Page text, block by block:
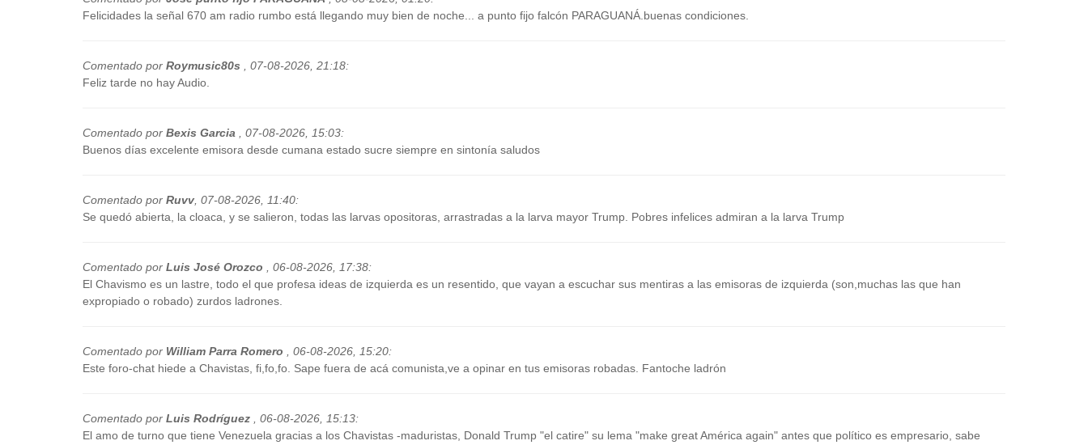
Felicidades la señal 670 am radio rumbo está llegando muy bien de noche... a punto fijo falcón PARAGUANÁ.buenas condiciones.
Comentado por Roymusic80s 07-08-2026, 21:18:
Feliz tarde no hay Audio.
Comentado por Bexis Garcia 07-08-2026, 15:03:
Buenos días excelente emisora desde cumana estado sucre siempre en sintonía saludos
Comentado por Ruvv 07-08-2026, 11:40:
Se quedó abierta, la cloaca, y se salieron, todas las larvas opositoras, arrastradas a la larva mayor Trump. Pobres infelices admiran a la larva Trump
Comentado por Luis José Orozco 06-08-2026, 17:38:
El Chavismo es un lastre, todo el que profesa ideas de izquierda es un resentido, que vayan a escuchar sus mentiras a las emisoras de izquierda (son,muchas las que han
expropiado o robado) zurdos ladrones.
Comentado por William Parra Romero 06-08-2026, 15:20:
Este foro-chat hiede a Chavistas, fi,fo,fo. Sape fuera de acá comunista,ve a opinar en tus emisoras robadas. Fantoche ladrón
Comentado por Luis Rodríguez 06-08-2026, 15:13:
El amo de turno que tiene Venezuela gracias a los Chavistas -maduristas, Donald Trump "el catire" su lema "make great América again" antes que político es empresario, sabe